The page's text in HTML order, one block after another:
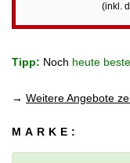
(inkl.
Tipp: Noch heute
→ Weitere Angebote
MARKE: